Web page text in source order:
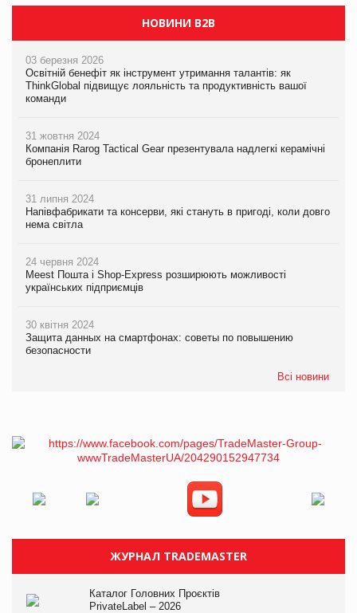
НОВИНИ B2B
03 березня 2026
Освітній бенефіт як інструмент утримання талантів: як
ThinkGlobal підвищує лояльність та продуктивність вашої
команди
31 жовтня 2024
Компанія Rarog Tactical Gear презентувала надлегкі керамічні
бронеплити
31 липня 2024
Напівфабрикати та консерви, які стануть в пригоді, коли довго
нема світла
24 червня 2024
Meest Пошта і Shop-Express розширюють можливості
українських підприємців
30 квітня 2024
Защита данных на смартфонах: советы по повышению
безопасности
Всі новини
ЖУРНАЛ TRADEMASTER
Каталог Головних Проєктів
PrivateLabel – 2026